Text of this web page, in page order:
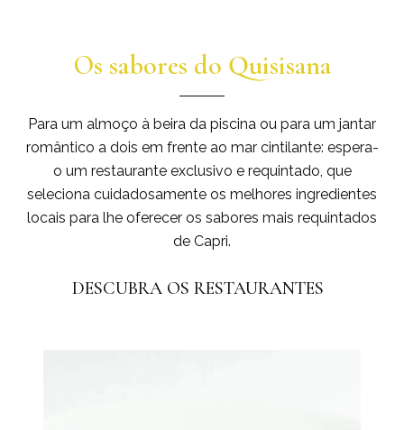
Os sabores do Quisisana
Para um almoço à beira da piscina ou para um jantar
romântico a dois em frente ao mar cintilante: espera-
o um restaurante exclusivo e requintado, que
seleciona cuidadosamente os melhores ingredientes
locais para lhe oferecer os sabores mais requintados
de Capri.
DESCUBRA OS RESTAURANTES